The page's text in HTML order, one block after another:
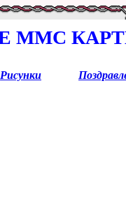
ММС
Рисунки